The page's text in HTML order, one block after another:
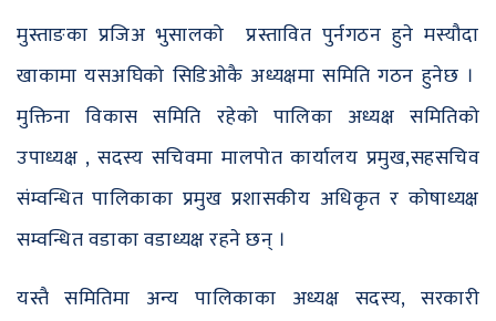
मुस्ताङका प्रजिअ भुसालको प्रस्तावित पुर्नगठन हुने मस्यौदा
खाकामा यसअघिको सिडिओकै अध्यक्षमा समिति गठन हुनेछ ।
मुक्तिना विकास समिति रहेको पालिका अध्यक्ष समितिको
उपाध्यक्ष , सदस्य सचिवमा मालपोत कार्यालय प्रमुख,सहसचिव
संम्वन्धित पालिकाका प्रमुख प्रशासकीय अधिकृत र कोषाध्यक्ष
सम्वन्धित वडाका वडाध्यक्ष रहने छन् ।
यस्तै समितिमा अन्य पालिकाका अध्यक्ष सदस्य, सरकारी